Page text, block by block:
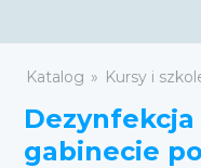
Katalog Kursy i
gabinecie